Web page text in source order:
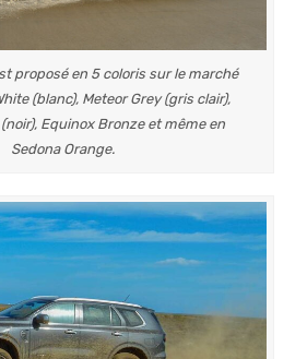
proposé en 5 coloris sur le marché
(blanc), Meteor Grey (gris clair),
Equinox Bronze et même en
Sedona Orange.